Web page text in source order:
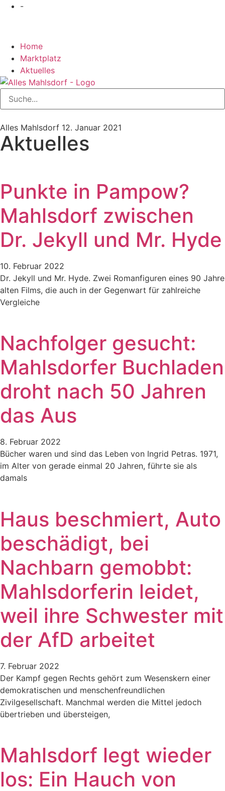
-
Home
Marktplatz
Aktuelles
Alles Mahlsdorf 12. Januar 2021
Aktuelles
Punkte in Pampow?
Mahlsdorf zwischen
Dr. Jekyll und Mr. Hyde
10. Februar 2022
Dr. Jekyll und Mr. Hyde. Zwei Romanfiguren eines 90 Jahre
alten Films, die auch in der Gegenwart für zahlreiche
Vergleiche
Nachfolger gesucht:
Mahlsdorfer Buchladen
droht nach 50 Jahren
das Aus
8. Februar 2022
Bücher waren und sind das Leben von Ingrid Petras. 1971,
im Alter von gerade einmal 20 Jahren, führte sie als
damals
Haus beschmiert, Auto
beschädigt, bei
Nachbarn gemobbt:
Mahlsdorferin leidet,
weil ihre Schwester mit
der AfD arbeitet
7. Februar 2022
Der Kampf gegen Rechts gehört zum Wesenskern einer
demokratischen und menschenfreundlichen
Zivilgesellschaft. Manchmal werden die Mittel jedoch
übertrieben und übersteigen,
Mahlsdorf legt wieder
los: Ein Hauch von